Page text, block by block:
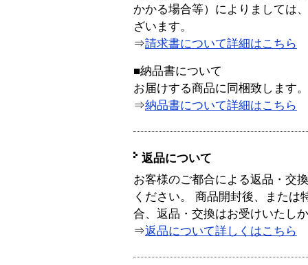
かかる場合等）によりましては
ざいます。
⇒請求書について詳細はこちら
■納品書について
お届けする商品に同梱致します。
⇒納品書について詳細はこちら
返品について
お客様のご都合による返品・交
ください。 商品開封後、または
合、返品・交換はお受けいたし
⇒返品について詳しくはこちら